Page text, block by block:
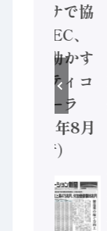
ンセンサで協
業 / IDEC、
安全に動かす
セーフティコ
ントローラ
（2026年8月
5日発行）